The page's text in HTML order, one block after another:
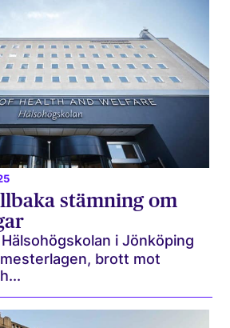
stämning om
i Jönköping
brott mot